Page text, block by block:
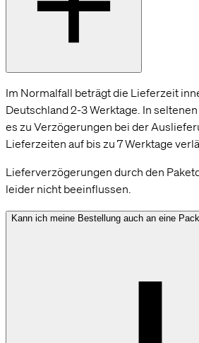
Im Normalfall beträgt die Lieferzeit
Deutschland 2-3 Werktage. In
es zu Verzögerungen bei der
Lieferzeiten auf bis zu 7 Werktage
Lieferverzögerungen durch den
leider nicht beeinflussen.
Kann ich meine Bestellung auch an eine